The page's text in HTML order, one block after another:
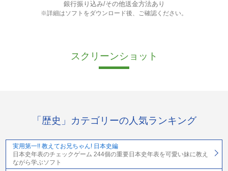
銀行振り込み/その他送金方法あり
※詳細はソフトをダウンロード後、ご確認ください。
スクリーンショット
「歴史」カテゴリーの人気ランキング
実用第一!! 教えてお兄ちゃん! 日本史編
日本史年表のチェックゲーム 244個の重要日本史年表を可愛い妹に教え
ながら学ぶソフト